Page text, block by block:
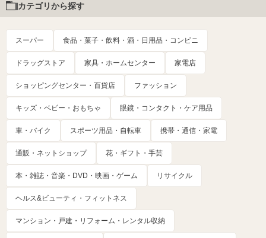
カテゴリから探す
スーパー 食品・菓子・飲料・酒・日用品・コンビニ
ドラッグストア 家具・ホームセンター 家電店
ショッピングセンター・百貨店 ファッション
キッズ・ベビー・おもちゃ 眼鏡・コンタクト・ケア用品
車・バイク スポーツ用品・自転車 携帯・通信・家電
通販・ネットショップ 花・ギフト・手芸
本・雑誌・音楽・DVD・映画・ゲーム リサイクル
ヘルス&ビューティ・フィットネス
マンション・戸建・リフォーム・レンタル収納